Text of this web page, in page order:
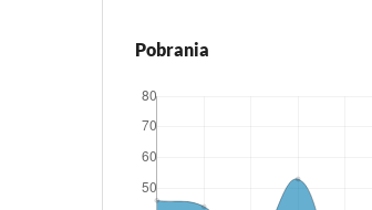
Pobrania